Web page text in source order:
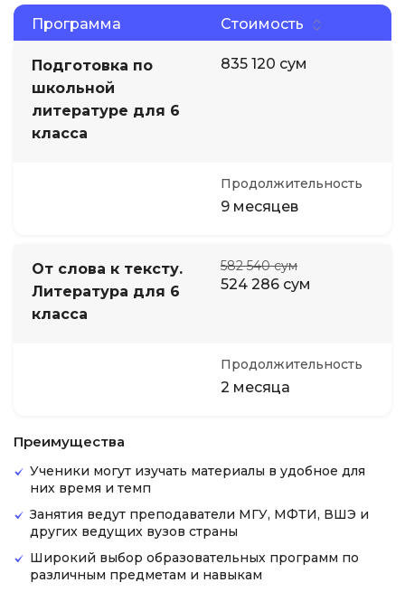
Программа Стоимость
Подготовка по
школьной
литературе для 6
класса
835 120 сум
Продолжительность
9 месяцев
От слова к тексту.
Литература для 6
класса
582 540 сум
524 286 сум
Продолжительность
2 месяца
Преимущества
Ученики могут изучать материалы в удобное для
них время и темп
Занятия ведут преподаватели МГУ, МФТИ, ВШЭ и
других ведущих вузов страны
Широкий выбор образовательных программ по
различным предметам и навыкам